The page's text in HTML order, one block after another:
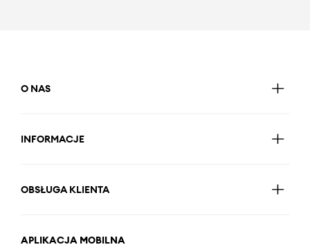
O NAS
INFORMACJE
OBSŁUGA KLIENTA
APLIKACJA MOBILNA